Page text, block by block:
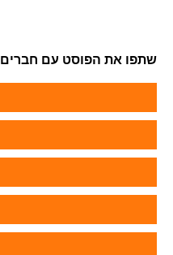
שתפו את הפוסט עם חברים